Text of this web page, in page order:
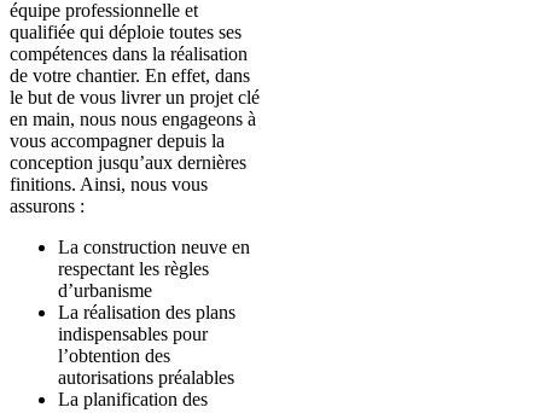
équipe professionnelle et
qualifiée qui déploie toutes ses
compétences dans la réalisation
de votre chantier. En effet, dans
le but de vous livrer un projet clé
en main, nous nous engageons à
vous accompagner depuis la
conception jusqu’aux dernières
finitions. Ainsi, nous vous
assurons :
La construction neuve en
respectant les règles
d’urbanisme
La réalisation des plans
indispensables pour
l’obtention des
autorisations préalables
La planification des